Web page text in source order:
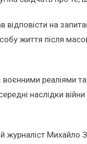
відповісти на
життя після
воєнними
наслідки
Михайло